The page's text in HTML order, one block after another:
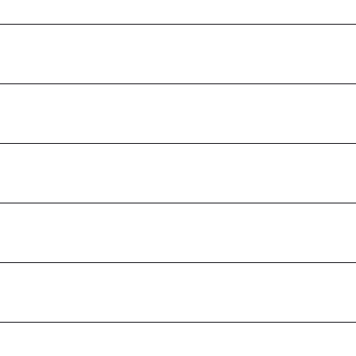
Basilicata
Molise
Bezirk Marijampolė
Northern Region
Woiwodschaft Masowien